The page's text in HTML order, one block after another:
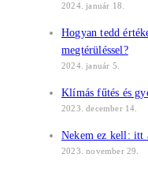
2024. január 18.
Hogyan tedd
megtérüléssel?
2024. január 5.
Klímás fűtés és
2023. december 14.
Nekem ez kell: itt
2023. november 29.